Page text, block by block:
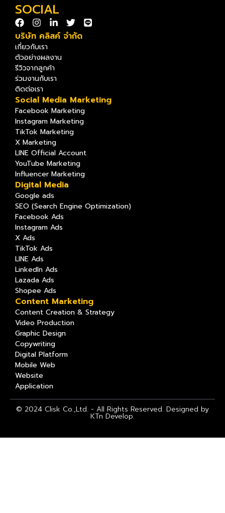
SOCIAL
บริษัท คลิสค์ จำกัด
เกี่ยวกับเรา
ตัวอย่างผลงาน
รีวิวจากลูกค้า
ร่วมงานกับเรา
ติดต่อเรา
Social Media Marketing
Facebook Marketing
Instagram Marketing
TikTok Marketing
X Marketing
LINE Official Account
YouTube Marketing
Influencer Marketing
Digital Media
Google ads
SEO (Search Engine Optimization)
Facebook Ads
Instagram Ads
X Ads
TikTok Ads
LINE Ads
LinkedIn Ads
Lazada Ads
Shopee Ads
Content Marketing
Content Creation & Strategy
Video Production
Graphic Design
Copywriting
Digital Platform
Mobile Web
Website
Application
© 2024 Clisk Co.,Ltd. - All Rights Reserved. Designed by
KTn Develop.